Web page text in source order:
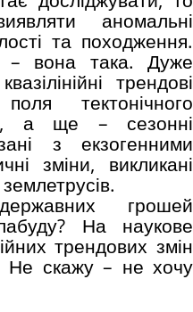
аномальні
та походження.
– вона така. Дуже
трендові
тектонічного
а ще – сезонні
з екзогенними
зміни, викликані
грошей
На наукове
трендових змін
Не скажу – не хочу